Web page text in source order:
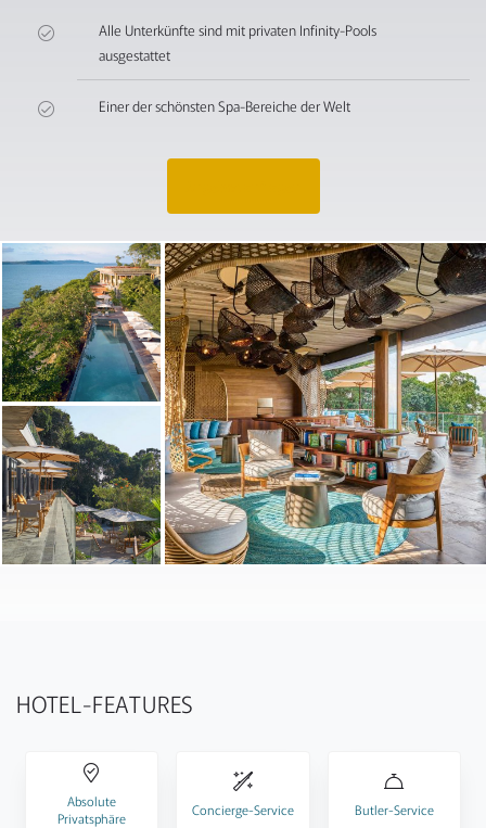
Alle Unterkünfte sind mit privaten Infinity-Pools
ausgestattet
Einer der schönsten Spa-Bereiche der Welt
HOTEL-FEATURES
Absolute
Privatsphäre
Concierge-Service Butler-Service